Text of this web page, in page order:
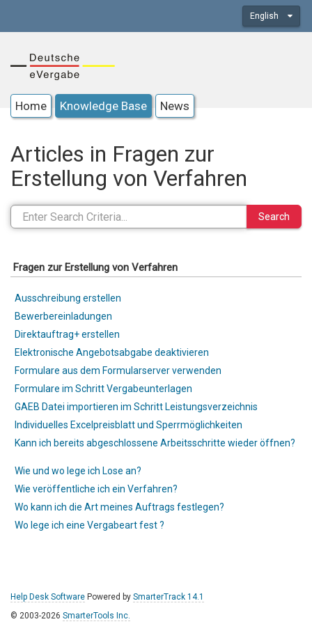
English
Home Knowledge Base News
Articles in Fragen zur
Erstellung von Verfahren
Search
Fragen zur Erstellung von Verfahren
Ausschreibung erstellen
Bewerbereinladungen
Direktauftrag+ erstellen
Elektronische Angebotsabgabe deaktivieren
Formulare aus dem Formularserver verwenden
Formulare im Schritt Vergabeunterlagen
GAEB Datei importieren im Schritt Leistungsverzeichnis
Individuelles Excelpreisblatt und Sperrmöglichkeiten
Kann ich bereits abgeschlossene Arbeitsschritte wieder öffnen?
Wie und wo lege ich Lose an?
Wie veröffentliche ich ein Verfahren?
Wo kann ich die Art meines Auftrags festlegen?
Wo lege ich eine Vergabeart fest ?
Help Desk Software Powered by SmarterTrack 14.1
© 2003-2026 SmarterTools Inc.